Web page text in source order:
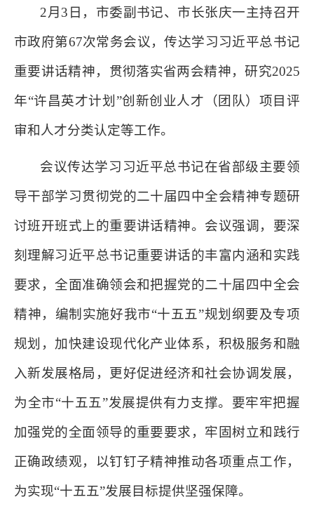
2月3日，市委副书记、市长张庆一主持召开
市政府第67次常务会议，传达学习习近平总书记
重要讲话精神，贯彻落实省两会精神，研究2025
年“许昌英才计划”创新创业人才（团队）项目评
审和人才分类认定等工作。
会议传达学习习近平总书记在省部级主要领
导干部学习贯彻党的二十届四中全会精神专题研
讨班开班式上的重要讲话精神。会议强调，要深
刻理解习近平总书记重要讲话的丰富内涵和实践
要求，全面准确领会和把握党的二十届四中全会
精神，编制实施好我市“十五五”规划纲要及专项
规划，加快建设现代化产业体系，积极服务和融
入新发展格局，更好促进经济和社会协调发展，
为全市“十五五”发展提供有力支撑。要牢牢把握
加强党的全面领导的重要要求，牢固树立和践行
正确政绩观，以钉钉子精神推动各项重点工作，
为实现“十五五”发展目标提供坚强保障。